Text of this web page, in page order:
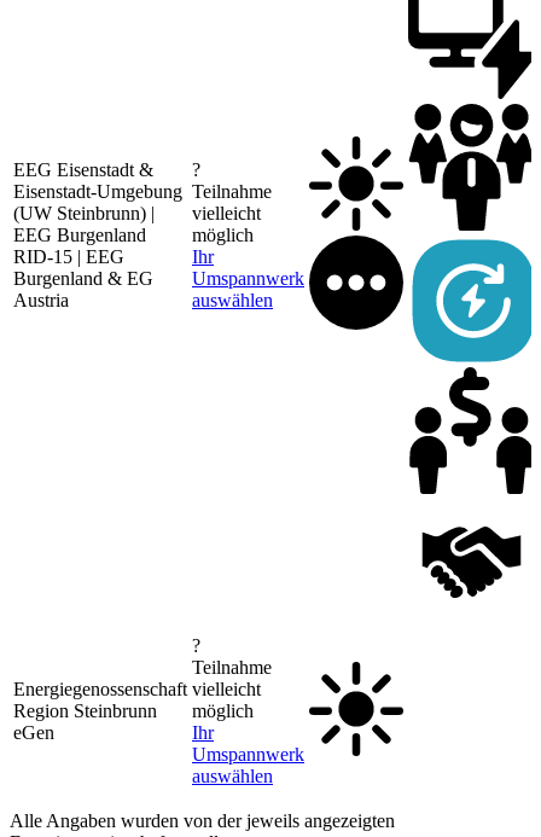
EEG Eisenstadt &
Eisenstadt-Umgebung
(UW Steinbrunn) |
EEG Burgenland
RID-15 | EEG
Burgenland & EG
Austria
?
Teilnahme
vielleicht
möglich
Ihr
Umspannwerk
auswählen
Energiegenossenschaft
Region Steinbrunn
eGen
?
Teilnahme
vielleicht
möglich
Ihr
Umspannwerk
auswählen
Alle Angaben wurden von der jeweils angezeigten